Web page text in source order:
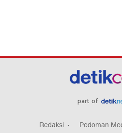
part of
Redaksi Pedoman